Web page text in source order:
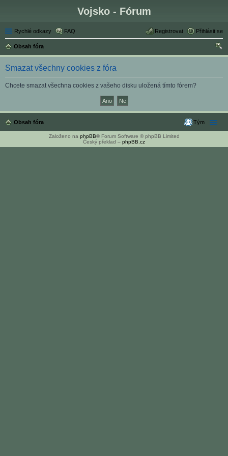
Vojsko - Fórum
Rychlé odkazy FAQ Přihlásit se
Registrovat
Obsah fóra
led
Smazat všechny cookies z fóra
Chcete smazat všechna cookies z vašeho disku uložená tímto fórem?
Obsah fóra Tým
Založeno na phpBB® Forum Software © phpBB Limited
Český překlad – phpBB.cz